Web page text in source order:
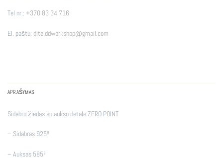
Tel nr.: +370 83 34 716
El. paštu: dite.ddworkshop@gmail.com
APRAŠYMAS
Sidabro žiedas su aukso detale ZERO POINT
– Sidabras 925º
– Auksas 585º